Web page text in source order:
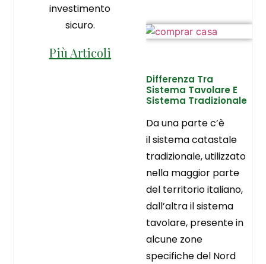
investimento
sicuro.
Più Articoli
Differenza Tra
Sistema Tavolare E
Sistema Tradizionale
Da una parte c’è
il sistema catastale
tradizionale, utilizzato
nella maggior parte
del territorio italiano,
dall’altra il sistema
tavolare, presente in
alcune zone
specifiche del Nord